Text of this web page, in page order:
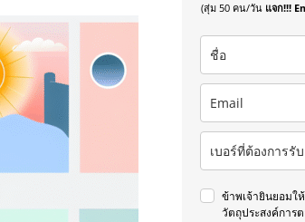
(สุ่ม 50 คน/วัน แจก!!!
ข้าพเจ้ายินยอมใ
วัตถุประสงค์การ